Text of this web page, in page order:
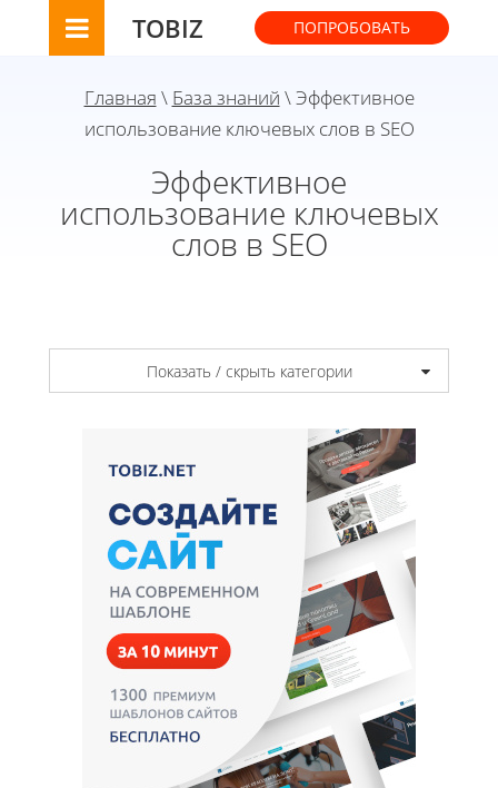
TOBIZ ПОПРОБОВАТЬ
Главная \ База знаний \ Эффективное
использование ключевых слов в SEO
Эффективное
использование ключевых
слов в SEO
Показать / скрыть категории